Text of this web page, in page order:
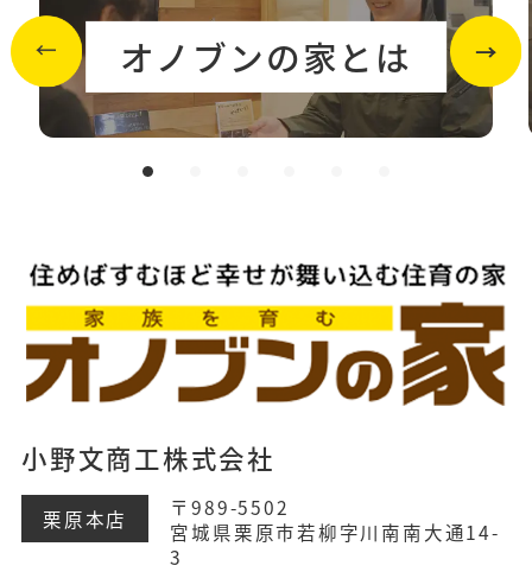
オノブンの家とは
小野文商工株式会社
栗原本店
〒989-5502
宮城県栗原市若柳字川南南大通14-
3